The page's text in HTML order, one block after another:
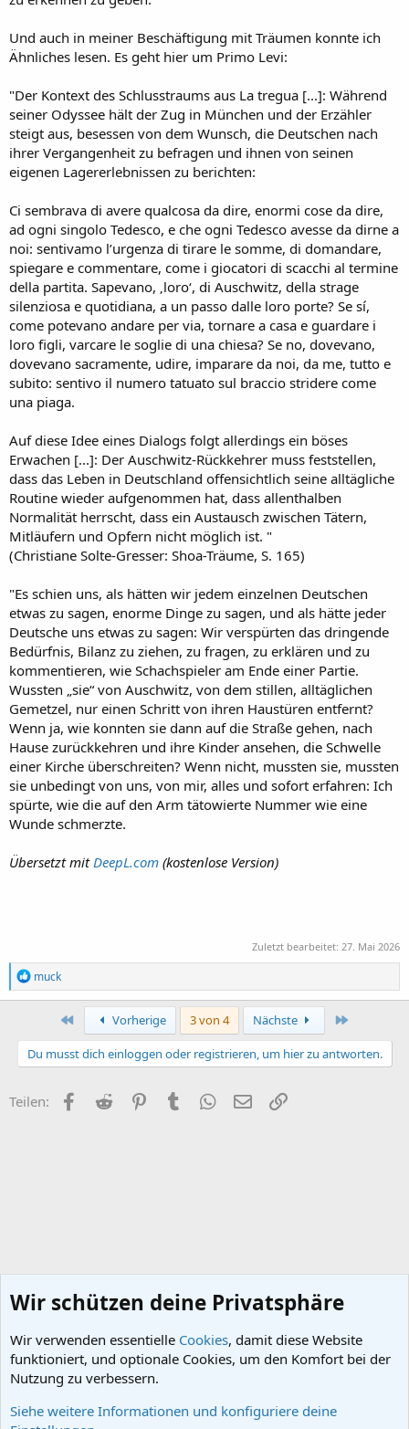
Und auch in meiner Beschäftigung mit Träumen konnte ich
Ähnliches lesen. Es geht hier um Primo Levi:
"Der Kontext des Schlusstraums aus La tregua [...]: Während
seiner Odyssee hält der Zug in München und der Erzähler
steigt aus, besessen von dem Wunsch, die Deutschen nach
ihrer Vergangenheit zu befragen und ihnen von seinen
eigenen Lagererlebnissen zu berichten:
Ci sembrava di avere qualcosa da dire, enormi cose da dire,
ad ogni singolo Tedesco, e che ogni Tedesco avesse da dirne a
noi: sentivamo l’urgenza di tirare le somme, di domandare,
spiegare e commentare, come i giocatori di scacchi al termine
della partita. Sapevano, ‚loro‘, di Auschwitz, della strage
silenziosa e quotidiana, a un passo dalle loro porte? Se sí,
come potevano andare per via, tornare a casa e guardare i
loro figli, varcare le soglie di una chiesa? Se no, dovevano,
dovevano sacramente, udire, imparare da noi, da me, tutto e
subito: sentivo il numero tatuato sul braccio stridere come
una piaga.
Auf diese Idee eines Dialogs folgt allerdings ein böses
Erwachen [...]: Der Auschwitz-Rückkehrer muss feststellen,
dass das Leben in Deutschland offensichtlich seine alltägliche
Routine wieder aufgenommen hat, dass allenthalben
Normalität herrscht, dass ein Austausch zwischen Tätern,
Mitläufern und Opfern nicht möglich ist. "
(Christiane Solte-Gresser: Shoa-Träume, S. 165)
"Es schien uns, als hätten wir jedem einzelnen Deutschen
etwas zu sagen, enorme Dinge zu sagen, und als hätte jeder
Deutsche uns etwas zu sagen: Wir verspürten das dringende
Bedürfnis, Bilanz zu ziehen, zu fragen, zu erklären und zu
kommentieren, wie Schachspieler am Ende einer Partie.
Wussten „sie“ von Auschwitz, von dem stillen, alltäglichen
Gemetzel, nur einen Schritt von ihren Haustüren entfernt?
Wenn ja, wie konnten sie dann auf die Straße gehen, nach
Hause zurückkehren und ihre Kinder ansehen, die Schwelle
einer Kirche überschreiten? Wenn nicht, mussten sie, mussten
sie unbedingt von uns, von mir, alles und sofort erfahren: Ich
spürte, wie die auf den Arm tätowierte Nummer wie eine
Wunde schmerzte.
Übersetzt mit DeepL.com (kostenlose Version)
Zuletzt bearbeitet: 27. Mai 2026
R
e
a
i
o
n
muck
Erste Vorherige 3 von 4 Nächste
Du musst dich einloggen oder registrieren, um hier zu antworten.
Teilen: Facebook
Reddit PinterestTumblr WhatsApp
E-Mail
Das Dritte Reich
Wir schützen deine Privatsphäre
Wir verwenden essentielle Cookies, damit diese Website
funktioniert, und optionale Cookies, um den Komfort bei der
Nutzung zu verbessern.
Siehe weitere Informationen und konfiguriere deine